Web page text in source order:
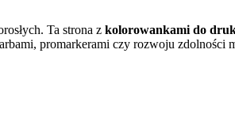
Ta strona z kolorowankami do
promarkerami czy rozwoju zdolności